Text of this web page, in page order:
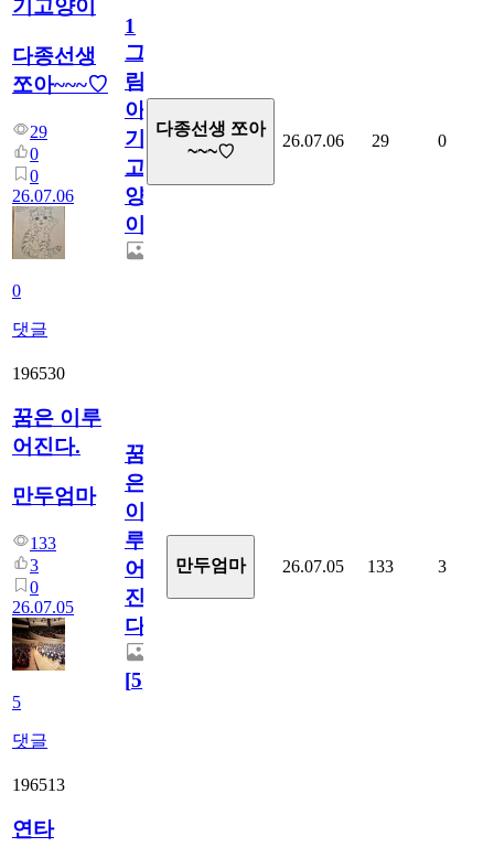
기고양이
다종선생
쪼아~~~♡
29
0
0
26.07.06
0
댓글
1
그
림...
아
기
고
양
이
다종선생 쪼아
~~~♡
26.07.06 29 0
196530
꿈은 이루
어진다.
만두엄마
133
3
0
26.07.05
5
댓글
꿈
은
이
루
어
진
다.
[5]
만두엄마 26.07.05 133 3
196513
연타